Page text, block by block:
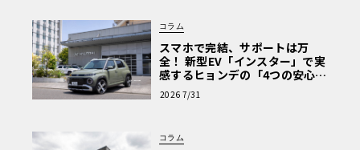
コラム
スマホで完結、サポートは万
全！ 新型EV「インスター」で実
感するヒョンデの「4つの安心」
【第1回・ヒョンデ6つの疑問：
Why? Hyundai?】〈PR〉
2026 7/31
コラム